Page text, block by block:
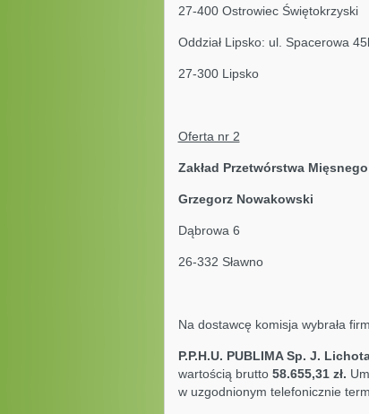
27-400 Ostrowiec Świętokrzyski
Oddział Lipsko: ul. Spacerowa
27-300 Lipsko
Oferta nr 2
Zakład
Grzegorz
Dąbrowa 6
26-332 Sławno
Na dostawcę komisja wybrała
P.P.H.U. PUBLIMA Sp. J.
wartością brutto 58.655,31 zł.
w uzgodnionym telefonicznie